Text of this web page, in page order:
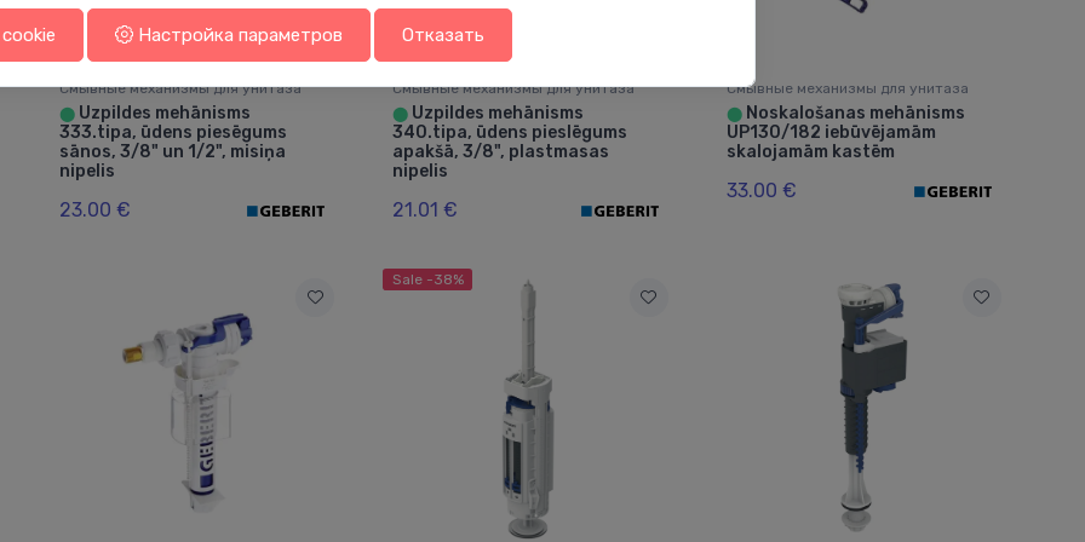
Смывные механизмы для унитаза
⬤ Uzpildes mehānisms
333.tipa, ūdens piesēgums
sānos, 3/8" un 1/2", misiņa
nipelis
23.00 €
Смывные механизмы для унитаза
⬤ Uzpildes mehānisms
340.tipa, ūdens pieslēgums
apakšā, 3/8", plastmasas
nipelis
21.01 €
Смывные механизмы для унитаза
⬤Noskalošanas mehānisms
UP130/182 iebūvējamām
skalojamām kastēm
33.00 €
Sale -38%
Настройка параметров Отказать